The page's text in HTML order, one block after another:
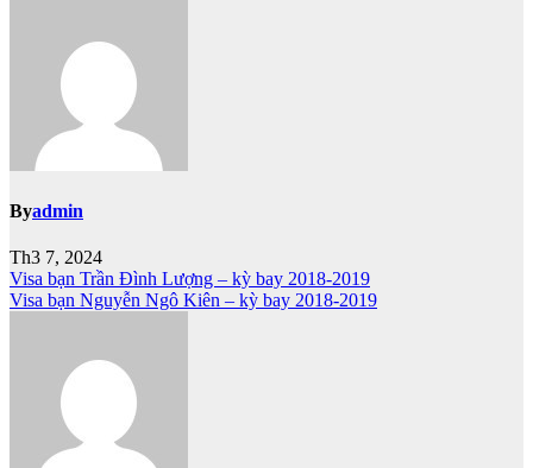
Byadmin
Th3 7, 2024
Điều
hướng
Visa bạn Trần Đình Lượng – kỳ bay 2018-2019
Visa bạn Nguyễn Ngô Kiên – kỳ bay 2018-2019